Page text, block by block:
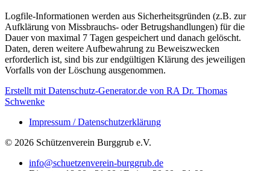
Logfile-Informationen werden aus Sicherheitsgründen (z.B. zur
Aufklärung von Missbrauchs- oder Betrugshandlungen) für die
Dauer von maximal 7 Tagen gespeichert und danach gelöscht.
Daten, deren weitere Aufbewahrung zu Beweiszwecken
erforderlich ist, sind bis zur endgültigen Klärung des jeweiligen
Vorfalls von der Löschung ausgenommen.
Erstellt mit Datenschutz-Generator.de von RA Dr. Thomas
Schwenke
Impressum / Datenschutzerklärung
© 2026 Schützenverein Burggrub e.V.
info@schuetzenverein-burggrub.de